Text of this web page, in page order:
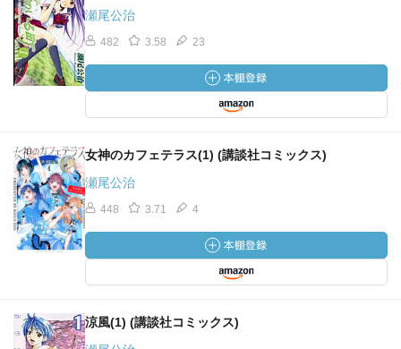
瀬尾公治
482 3.58 23
女神のカフェテラス(1) (講談社コミックス)
瀬尾公治
448 3.71 4
涼風(1) (講談社コミックス)